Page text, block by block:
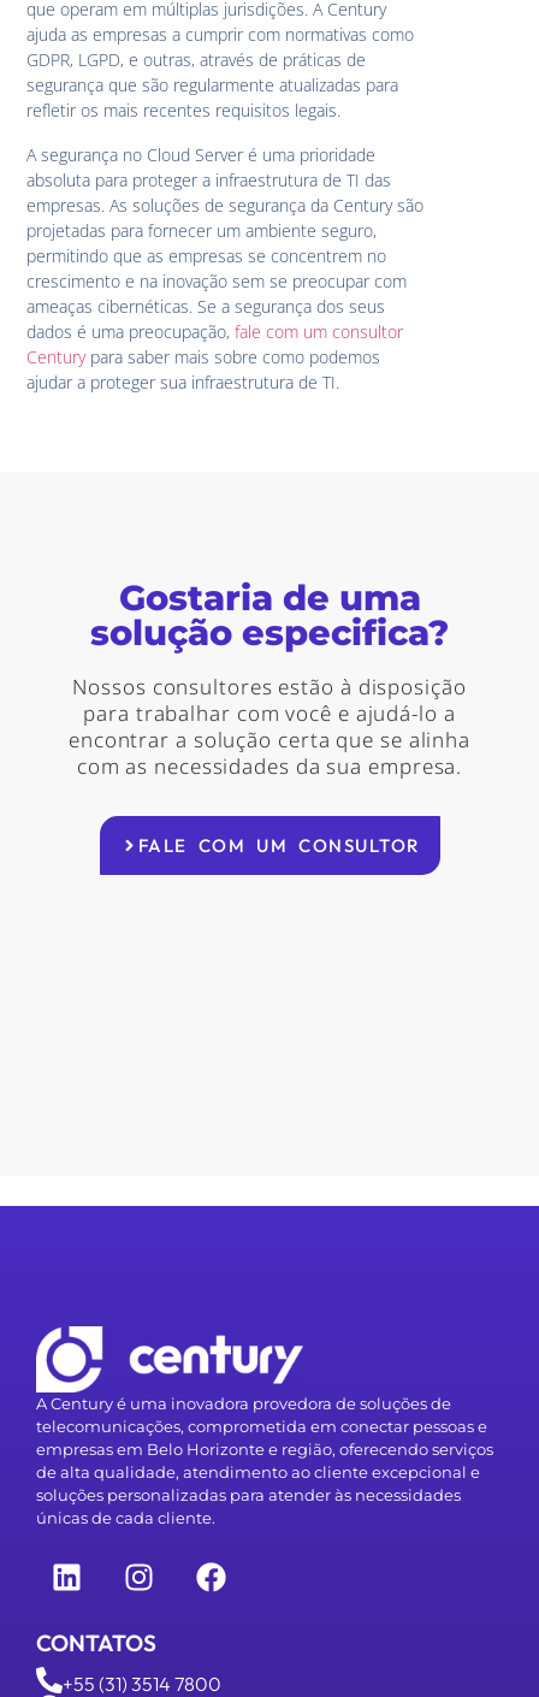
que operam em múltiplas jurisdições. A Century
ajuda as empresas a cumprir com normativas como
GDPR, LGPD, e outras, através de práticas de
segurança que são regularmente atualizadas para
refletir os mais recentes requisitos legais.
A segurança no Cloud Server é uma prioridade
absoluta para proteger a infraestrutura de TI das
empresas. As soluções de segurança da Century são
projetadas para fornecer um ambiente seguro,
permitindo que as empresas se concentrem no
crescimento e na inovação sem se preocupar com
ameaças cibernéticas. Se a segurança dos seus
dados é uma preocupação,fale com um consultor
Centurypara saber mais sobre como podemos
ajudar a proteger sua infraestrutura de TI.
Gostaria de uma
solução especifica?
Nossos consultores estão à disposição
para trabalhar com você e ajudá-lo a
encontrar a solução certa que se alinha
com as necessidades da sua empresa.
FALE COM UM CONSULTOR
A Century é uma inovadora provedora de soluções de
telecomunicações, comprometida em conectar pessoas e
empresas em Belo Horizonte e região, oferecendo serviços
de alta qualidade, atendimento ao cliente excepcional e
soluções personalizadas para atender às necessidades
únicas de cada cliente.
CONTATOS
+55 (31) 3514 7800